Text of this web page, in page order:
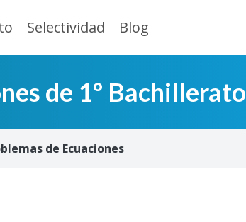
Selectividad Blog
de 1º Bachillerato
de Ecuaciones